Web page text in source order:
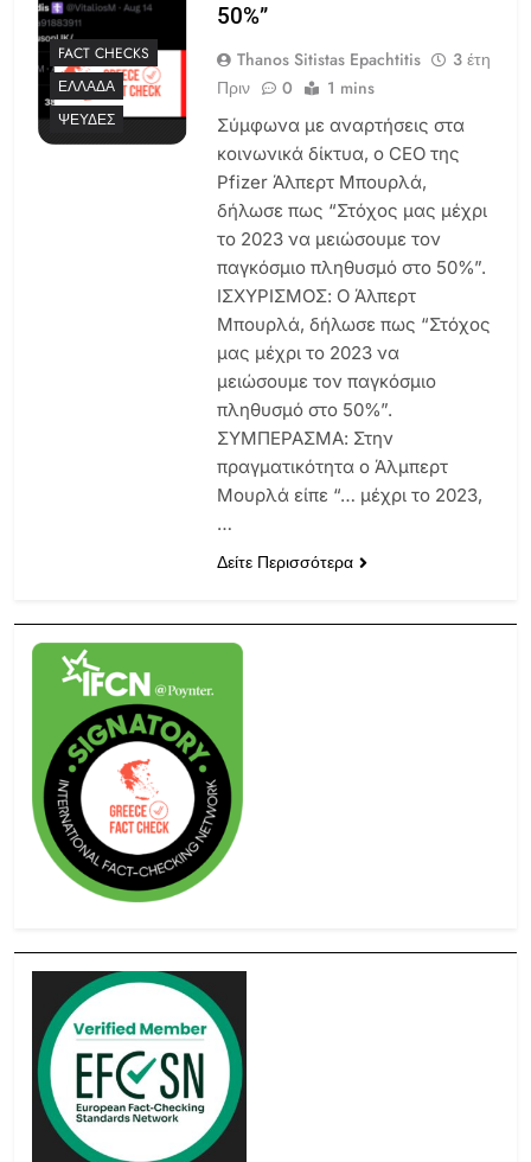
FACT CHECKS
ΕΛΛΆΔΑ
ΨΕΥΔΈΣ
50%”
Thanos Sitistas Epachtitis
3 έτη
Πριν
0 1 mins
Σύμφωνα με αναρτήσεις στα
κοινωνικά δίκτυα, ο CEO της
Pfizer Άλπερτ Μπουρλά,
δήλωσε πως “Στόχος μας μέχρι
το 2023 να μειώσουμε τον
παγκόσμιο πληθυσμό στο 50%”.
ΙΣΧΥΡΙΣΜΟΣ: Ο Άλπερτ
Μπουρλά, δήλωσε πως “Στόχος
μας μέχρι το 2023 να
μειώσουμε τον παγκόσμιο
πληθυσμό στο 50%”.
ΣΥΜΠΕΡΑΣΜΑ: Στην
πραγματικότητα ο Άλμπερτ
Μουρλά είπε “… μέχρι το 2023,
…
Δείτε Περισσότερα